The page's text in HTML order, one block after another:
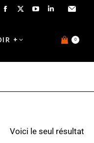
+ 0
Voici le seul résultat